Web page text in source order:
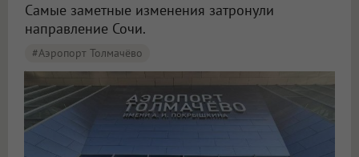
Самые заметные изменения затронули
направление Сочи.
#Аэропорт Толмачёво